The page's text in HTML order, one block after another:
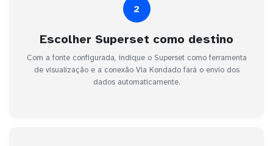
2
Escolher Superset como destino
Com a fonte configurada, indique o Superset como ferramenta
de visualização e a conexão Via Kondado fará o envio dos
dados automaticamente.